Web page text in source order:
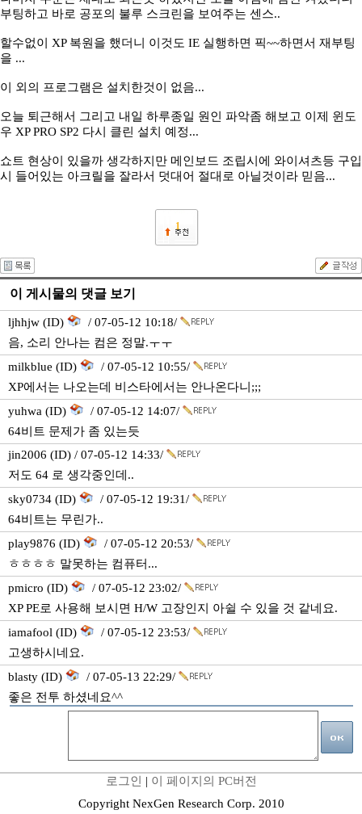
부팅하고 바로 공포의 불루 스크린을 보여주는 센스..
할수없이 XP 복원을 했더니 이것도 IE 실행하면 픽~~하면서 재부팅
을 ...
이 외의 프로그램은 설치한것이 없음...
오늘 퇴근해서 그리고 내일 하루종일 원인 파악좀 해보고 이제 윈도
우 XP PRO SP2 다시 클린 설치 예정...
쇼트 현상이 있을까 생각하지만 메인보드 조립시에 와이셔츠등 구입
시 들어있는 아크릴을 잘라서 덧대어 절대로 아닐것이라 믿음...
1
이 게시물의 댓글 보기
ljhhjw (ID)
/ 07-05-12 10:18/
음, 소리 안나는 컴은 정말.ㅜㅜ
milkblue (ID)
/ 07-05-12 10:55/
XP에서는 나오는데 비스타에서는 안나온다니;;;
yuhwa (ID)
/ 07-05-12 14:07/
64비트 문제가 좀 있는듯
jin2006 (ID) / 07-05-12 14:33/
저도 64 로 생각중인데..
sky0734 (ID)
/ 07-05-12 19:31/
64비트는 무린가..
play9876 (ID)
/ 07-05-12 20:53/
ㅎㅎㅎㅎ 말못하는 컴퓨터...
pmicro (ID)
/ 07-05-12 23:02/
XP PE로 사용해 보시면 H/W 고장인지 아쉴 수 있을 것 같네요.
iamafool (ID)
/ 07-05-12 23:53/
고생하시네요.
blasty (ID)
/ 07-05-13 22:29/
좋은 전투 하셨네요^^
로그인 | 이 페이지의 PC버전
Copyright NexGen Research Corp. 2010